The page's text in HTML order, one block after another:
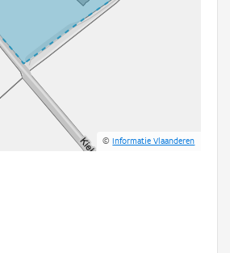
©Informatie Vlaanderen